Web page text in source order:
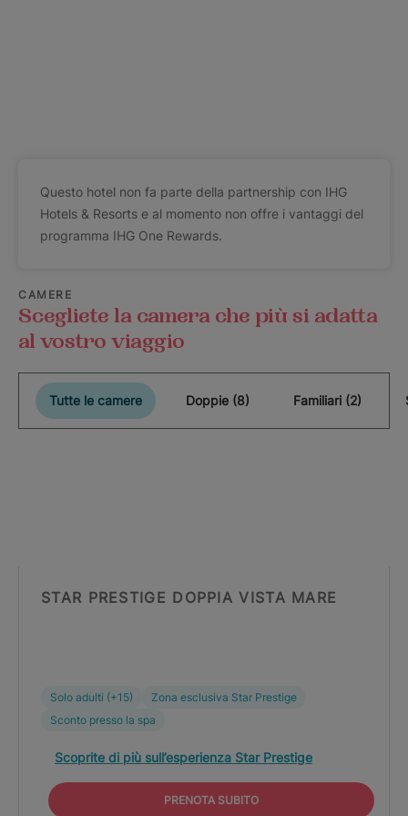
Questo hotel non fa parte della partnership con IHG
Hotels & Resorts e al momento non offre i vantaggi del
programma IHG One Rewards.
CAMERE
Scegliete la camera che più si adatta
al vostro viaggio
Tutte le camere Doppie (8) Familiari (2)
STAR PRESTIGE DOPPIA VISTA MARE
Solo adulti (+15)
Zona esclusiva Star Prestige
Sconto presso la spa
Scoprite di più sull’esperienza Star Prestige
PRENOTA SUBITO